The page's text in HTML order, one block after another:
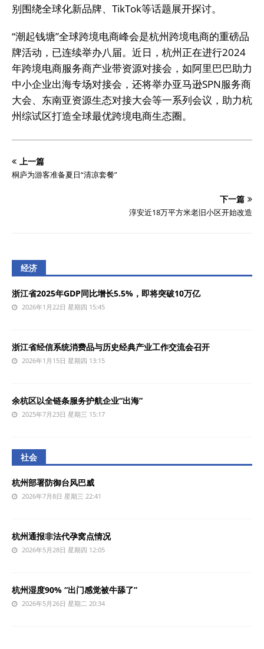
别围绕全球化新品牌、TikTok等话题展开探讨。
“潮起钱塘”全球跨境电商峰会是杭州跨境电商的重磅品
牌活动，已连续举办八届。近日，杭州正在进行2024
年跨境电商服务商产业带资源对接会，如阿里巴巴助力
中小企业出海专场对接会，还将举办亚马逊SPN服务商
大会、东南亚资源生态对接大会等一系列会议，助力杭
州综试区打造全球最优跨境电商生态圈。
上一篇
桐庐为游客准备夏日“清凉套餐”
下一篇
淳安近18万平方米老旧小区开始改造
经济
浙江省2025年GDP同比增长5.5%，即将突破10万亿
2026年1月22日 星期四 15:45
浙江省经信系统消费品与历史经典产业工作交流会召开
2026年1月15日 星期四 13:15
余杭区以全链条服务护航企业“出海”
2025年7月23日 星期三 15:17
社会
杭州部署防御台风巴威
2026年7月8日 星期三 22:41
杭州通报非法代孕窝点情况
2026年5月28日 星期四 12:05
杭州湿度90% “出门感觉被牛舔了”
2026年5月26日 星期二 20:34